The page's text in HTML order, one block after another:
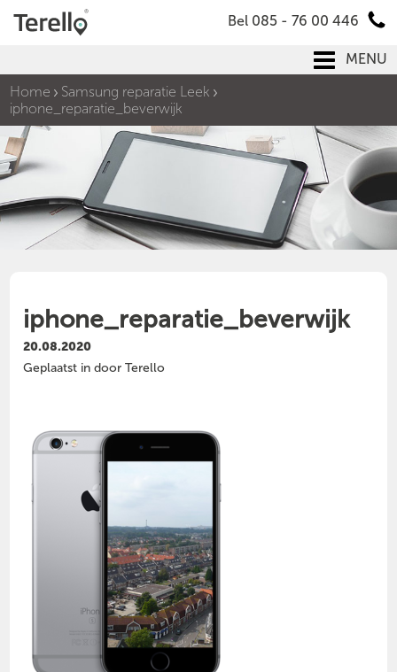
Bel 085 - 76 00 446
MENU
Home
Samsung reparatie Leek
iphone_reparatie_beverwijk
iphone_reparatie_beverwijk
20.08.2020
Geplaatst in door Terello